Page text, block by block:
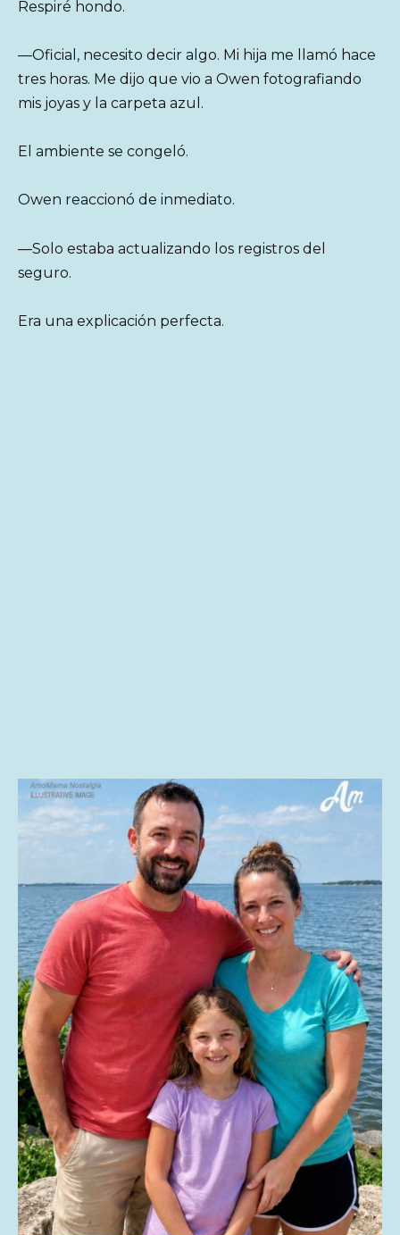
Respiré hondo.
—Oficial, necesito decir algo. Mi hija me llamó hace
tres horas. Me dijo que vio a Owen fotografiando
mis joyas y la carpeta azul.
El ambiente se congeló.
Owen reaccionó de inmediato.
—Solo estaba actualizando los registros del
seguro.
Era una explicación perfecta.